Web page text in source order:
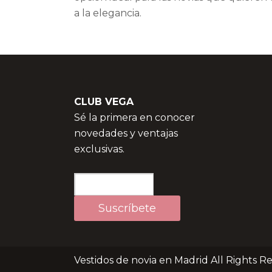
a la elegancia.
CLUB VEGA
Sé la primera en conocer
novedades y ventajas
exclusivas.
Vestidos de novia en Madrid All Rights